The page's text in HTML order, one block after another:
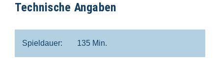
Technische Angaben
Spieldauer: 135 Min.